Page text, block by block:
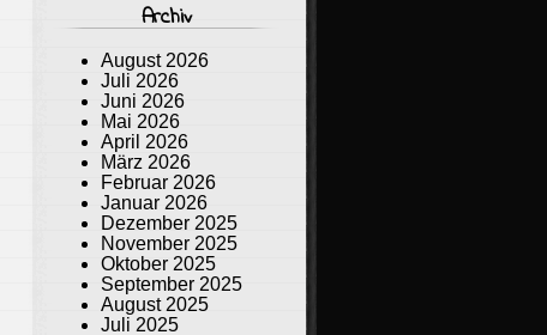
Archiv
August 2026
Juli 2026
Juni 2026
Mai 2026
April 2026
März 2026
Februar 2026
Januar 2026
Dezember 2025
November 2025
Oktober 2025
September 2025
August 2025
Juli 2025